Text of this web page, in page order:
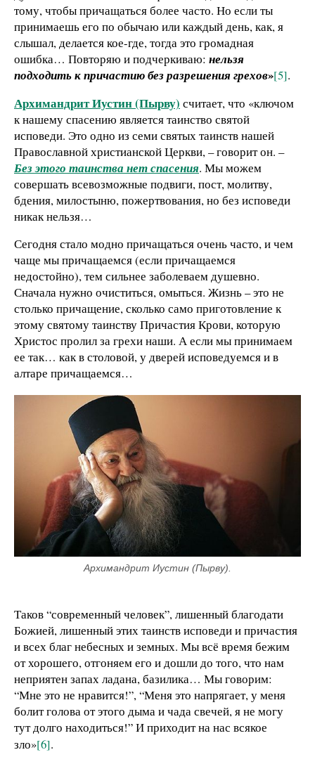
тому, чтобы причащаться более часто. Но если ты
принимаешь его по обычаю или каждый день, как, я
слышал, делается кое-где, тогда это громадная
ошибка… Повторяю и подчеркиваю: нельзя
подходить к причастию без разрешения грехов»[5].
Архимандрит Иустин (Пырву) считает, что «ключом
к нашему спасению является таинство святой
исповеди. Это одно из семи святых таинств нашей
Православной христианской Церкви, – говорит он. –
Без этого таинства нет спасения. Мы можем
совершать всевозможные подвиги, пост, молитву,
бдения, милостыню, пожертвования, но без исповеди
никак нельзя…
Сегодня стало модно причащаться очень часто, и чем
чаще мы причащаемся (если причащаемся
недостойно), тем сильнее заболеваем душевно.
Сначала нужно очиститься, омыться. Жизнь – это не
столько причащение, сколько само приготовление к
этому святому таинству Причастия Крови, которую
Христос пролил за грехи наши. А если мы принимаем
ее так… как в столовой, у дверей исповедуемся и в
алтаре причащаемся…
Архимандрит Иустин (Пырву).
Таков “современный человек”, лишенный благодати
Божией, лишенный этих таинств исповеди и причастия
и всех благ небесных и земных. Мы всё время бежим
от хорошего, отгоняем его и дошли до того, что нам
неприятен запах ладана, базилика… Мы говорим:
“Мне это не нравится!”, “Меня это напрягает, у меня
болит голова от этого дыма и чада свечей, я не могу
тут долго находиться!” И приходит на нас всякое
зло»[6].